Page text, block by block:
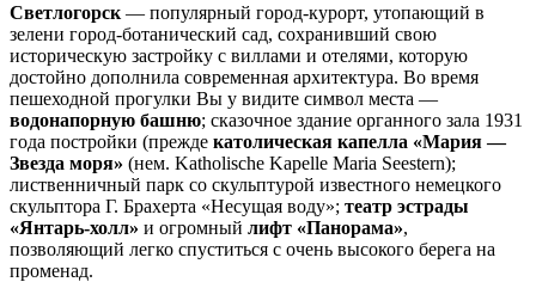
Светлогорск — популярный город-курорт, утопающий в
зелени город-ботанический сад, сохранивший свою
историческую застройку с виллами и отелями, которую
достойно дополнила современная архитектура. Во время
пешеходной прогулки Вы у видите символ места —
водонапорную башню; сказочное здание органного зала 1931
года постройки (прежде католическая капелла «Мария —
Звезда моря» (нем. Katholische Kapelle Maria Seestern);
лиственничный парк со скульптурой известного немецкого
скульптора Г. Брахерта «Несущая воду»; театр эстрады
«Янтарь-холл» и огромный лифт «Панорама»,
позволяющий легко спуститься с очень высокого берега на
променад.